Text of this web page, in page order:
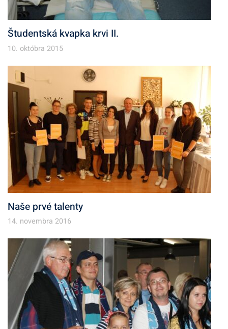
Študentská kvapka krvi II.
10. októbra 2015
Naše prvé talenty
14. novembra 2016